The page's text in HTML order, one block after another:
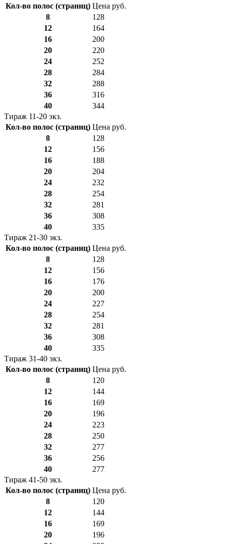
Кол-во полос (страниц) Цена руб.
8
128
12
164
16
200
20
220
24
252
28
284
32
288
36
316
40
344
Тираж 11-20 экз.
Кол-во полос (страниц) Цена руб.
8
128
12
156
16
188
20
204
24
232
28
254
32
281
36
308
40
335
Тираж 21-30 экз.
Кол-во полос (страниц) Цена руб.
8
128
12
156
16
176
20
200
24
227
28
254
32
281
36
308
40
335
Тираж 31-40 экз.
Кол-во полос (страниц) Цена руб.
8
120
12
144
16
169
20
196
24
223
28
250
32
277
36
256
40
277
Тираж 41-50 экз.
Кол-во полос (страниц) Цена руб.
8
120
12
144
16
169
20
196